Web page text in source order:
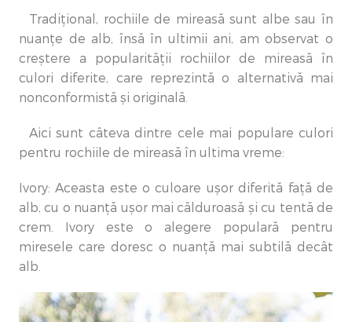
Tradițional, rochiile de mireasă sunt albe sau în
nuanțe de alb, însă în ultimii ani, am observat o
creștere a popularității rochiilor de mireasă în
culori diferite, care reprezintă o alternativă mai
nonconformistă și originală.
Aici sunt câteva dintre cele mai populare culori
pentru rochiile de mireasă în ultima vreme:
Ivory: Aceasta este o culoare ușor diferită față de
alb, cu o nuanță ușor mai călduroasă și cu tentă de
crem. Ivory este o alegere populară pentru
miresele care doresc o nuanță mai subtilă decât
alb.